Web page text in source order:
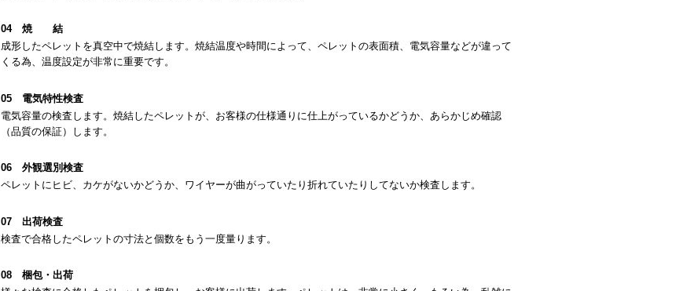
04 焼 結
成形したペレットを真空中で焼結します。焼結温度や時間によって、ペレットの表面積、電気容量などが違って
くる為、温度設定が非常に重要です。
05 電気特性検査
電気容量の検査します。焼結したペレットが、お客様の仕様通りに仕上がっているかどうか、あらかじめ確認
（品質の保証）します。
06 外観選別検査
ペレットにヒビ、カケがないかどうか、ワイヤーが曲がっていたり折れていたりしてないか検査します。
07 出荷検査
検査で合格したペレットの寸法と個数をもう一度量ります。
08 梱包・出荷